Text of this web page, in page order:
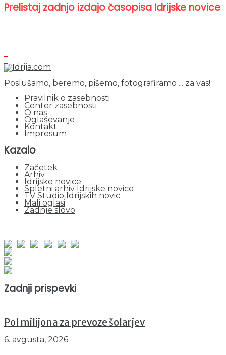
Prelistaj zadnjo izdajo časopisa Idrijske novice
Poslušamo, beremo, pišemo, fotografiramo ... za vas!
Pravilnik o zasebnosti
Center zasebnosti
O nas
Oglaševanje
Kontakt
Impresum
Kazalo
Začetek
Arhiv
Idrijske novice
Spletni arhiv Idrijske novice
TV Studio Idrijskih novic
Mali oglasi
Zadnje slovo
Zadnji prispevki
Pol milijona za prevoze šolarjev
6. avgusta, 2026